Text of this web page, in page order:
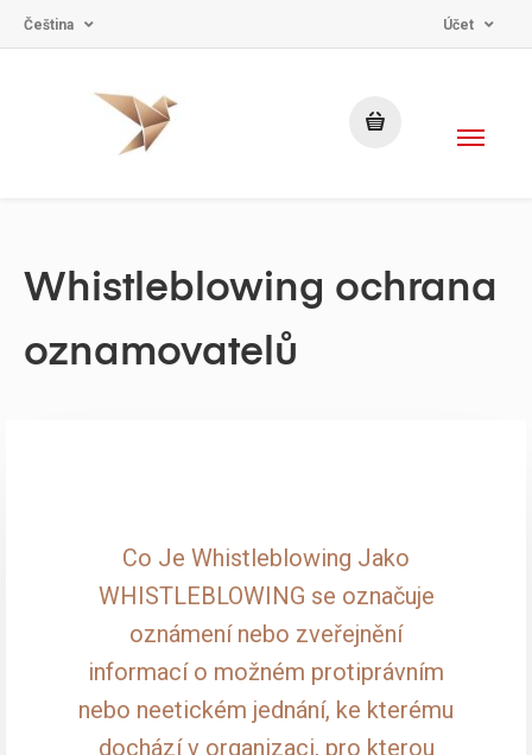
Čeština Účet
Whistleblowing ochrana
oznamovatelů
Co Je Whistleblowing Jako
WHISTLEBLOWING se označuje
oznámení nebo zveřejnění
informací o možném protiprávním
nebo neetickém jednání, ke kterému
dochází v organizaci, pro kterou